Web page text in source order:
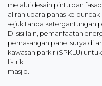
melalui desain pintu dan
aliran udara panas ke
sejuk tanpa ketergantungan
Di sisi lain, pemanfaatan
pemasangan panel surya di
kawasan parkir (SPKLU)
listrik
masjid.